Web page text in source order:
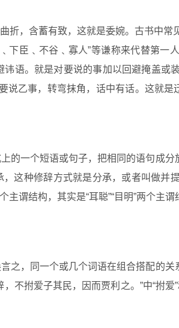
，含蓄有致，这就是委婉。古书中常
下臣﹑不谷﹑寡人”等谦称来代替第一
讳语。就是对要说的事加以回避掩盖或
说乙事，转弯抹角，话中有话。这就是
的一个短语或句子，把相同的语句成分
这种修辞方式就是分承，或者叫做并
谓结构，其实是“耳聪”“目明”两个主
之，同一个或几个词语在组合搭配的关
不拊爱子其民，因而贾利之。”中“拊爱